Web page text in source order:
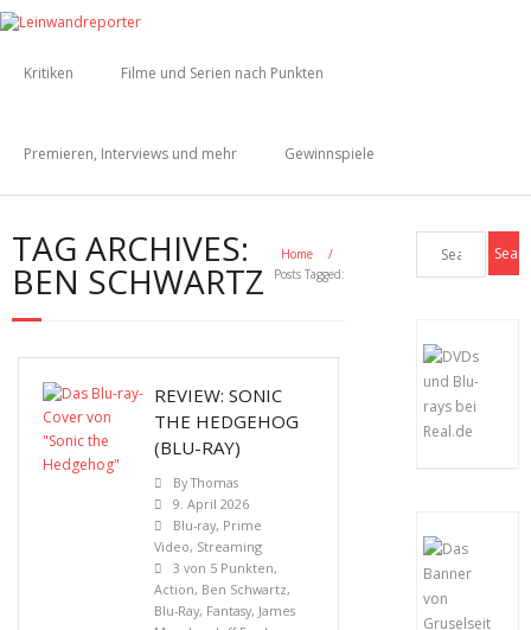
Kritiken Filme und Serien nach Punkten
Premieren, Interviews und mehr Gewinnspiele
TAG ARCHIVES:
BEN SCHWARTZ
Home
/
Posts Tagged:
REVIEW: SONIC
THE HEDGEHOG
(BLU-RAY)
ByThomas
9. April 2026
Blu-ray, Prime
Video, Streaming
3 von 5 Punkten,
Action, Ben Schwartz,
Blu-Ray, Fantasy, James